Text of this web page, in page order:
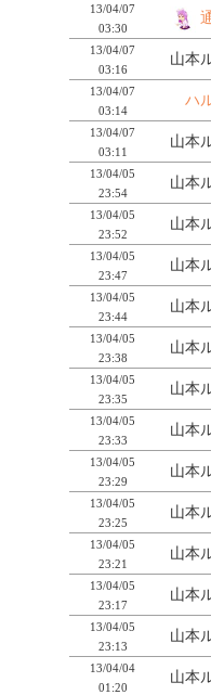
13/04/07
03:30
13/04/07
03:16
山本
13/04/07
03:14
ハ
13/04/07
03:11
山本
13/04/05
23:54
山本
13/04/05
23:52
山本
13/04/05
23:47
山本
13/04/05
23:44
山本
13/04/05
23:38
山本
13/04/05
23:35
山本
13/04/05
23:33
山本
13/04/05
23:29
山本
13/04/05
23:25
山本
13/04/05
23:21
山本
13/04/05
23:17
山本
13/04/05
23:13
山本
13/04/04
01:20
山本